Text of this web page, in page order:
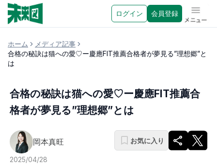
ログイン 会員登録 メニュ
ホーム
メディア記事
合格の秘訣は猫への愛♡ー慶應FIT推薦合格者が夢見る”理想郷”と
は
合格の秘訣は猫への愛♡ー慶應FIT推薦合
格者が夢見る”理想郷”とは
岡本真旺
2025/04/28
お気に入り